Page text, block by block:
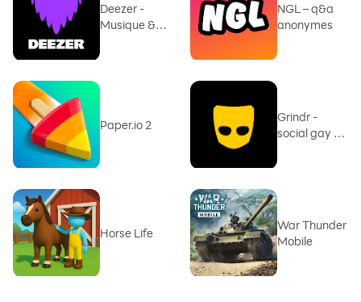
Deezer -
Musique &
NGL – q&a
anonymes
Paper.io 2
Grindr -
social gay et
Horse Life
War Thunder
Mobile